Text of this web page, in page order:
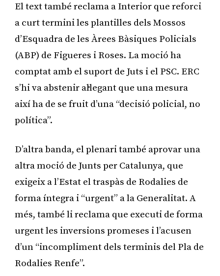
El text també reclama a Interior que reforci
a curt termini les plantilles dels Mossos
d’Esquadra de les Àrees Bàsiques Policials
(ABP) de Figueres i Roses. La moció ha
comptat amb el suport de Juts i el PSC. ERC
s’hi va abstenir al·legant que una mesura
així ha de se fruit d’una “decisió policial, no
política”.
D’altra banda, el plenari també aprovar una
altra moció de Junts per Catalunya, que
exigeix a l’Estat el traspàs de Rodalies de
forma íntegra i “urgent” a la Generalitat. A
més, també li reclama que executi de forma
urgent les inversions promeses i l’acusen
d’un “incompliment dels terminis del Pla de
Rodalies Renfe”.